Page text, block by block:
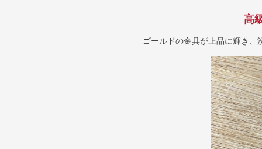
高
ゴールドの金具が上品に輝き、